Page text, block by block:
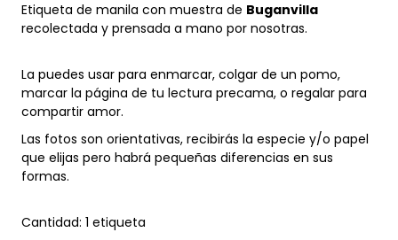
Etiqueta de manila con muestra de Buganvilla
recolectada y prensada a mano por nosotras.
La puedes usar para enmarcar, colgar de un pomo,
marcar la página de tu lectura precama, o regalar para
compartir amor.
Las fotos son orientativas, recibirás la especie y/o papel
que elijas pero habrá pequeñas diferencias en sus
formas.
Cantidad: 1 etiqueta